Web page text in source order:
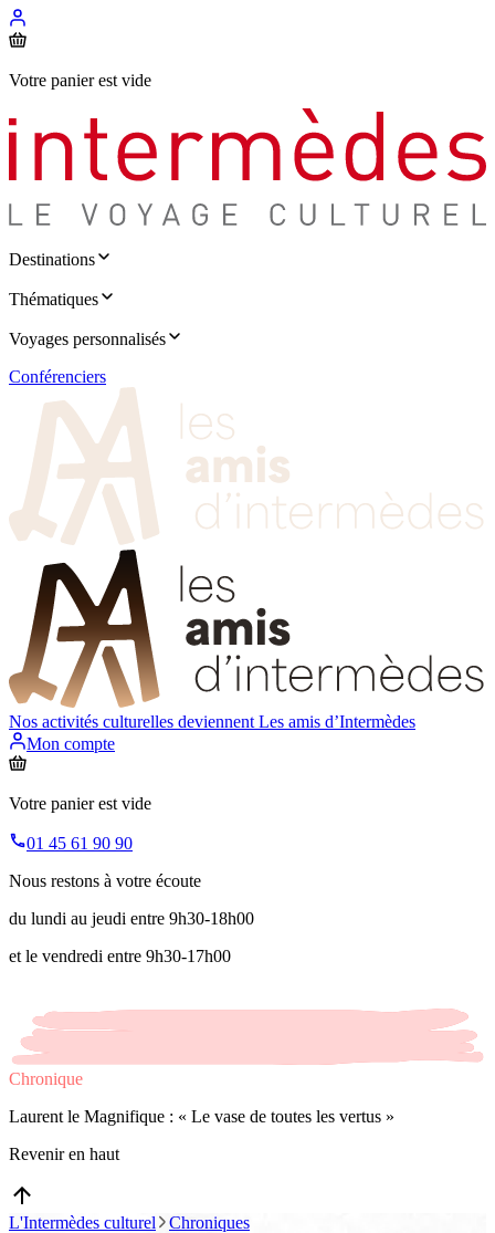
Votre panier est vide
Destinations
Thématiques
Voyages personnalisés
Conférenciers
Nos activités culturelles deviennent Les amis d’Intermèdes
Mon compte
Votre panier est vide
01 45 61 90 90
Nous restons à votre écoute
du lundi au jeudi entre 9h30-18h00
et le vendredi entre 9h30-17h00
Chronique
Laurent le Magnifique : « Le vase de toutes les vertus »
Revenir en haut
L'Intermèdes culturel Chroniques